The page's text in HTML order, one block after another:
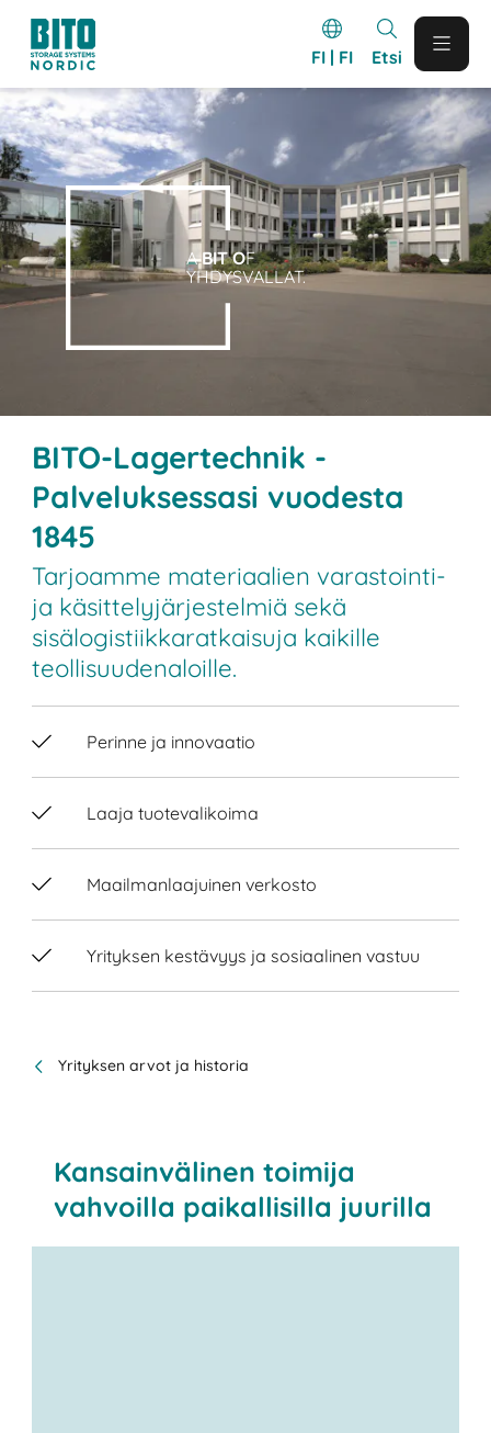
FI | FI Etsi
ABIT OF
YHDYSVALLAT.
BITO-Lagertechnik -
Palveluksessasi vuodesta
1845
Tarjoamme materiaalien varastointi-
ja käsittelyjärjestelmiä sekä
sisälogistiikkaratkaisuja kaikille
teollisuudenaloille.
Perinne ja innovaatio
Laaja tuotevalikoima
Maailmanlaajuinen verkosto
Yrityksen kestävyys ja sosiaalinen vastuu
Yrityksen arvot ja historia
Kansainvälinen toimija
vahvoilla paikallisilla juurilla